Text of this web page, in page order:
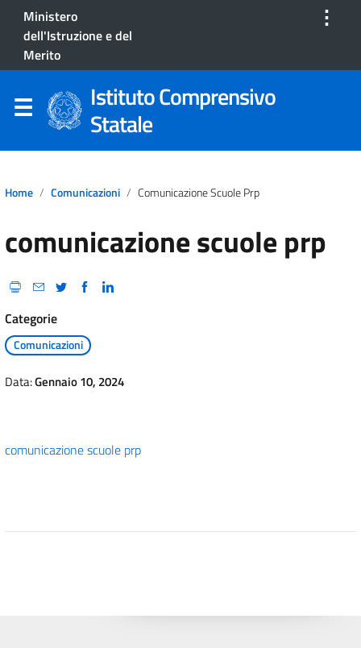
Ministero
dell'Istruzione e del
Merito
⋮
Istituto Comprensivo
Statale
Home Comunicazioni Comunicazione Scuole Prp
comunicazione scuole prp
Categorie
Comunicazioni
Data:Gennaio 10, 2024
comunicazione scuole prp